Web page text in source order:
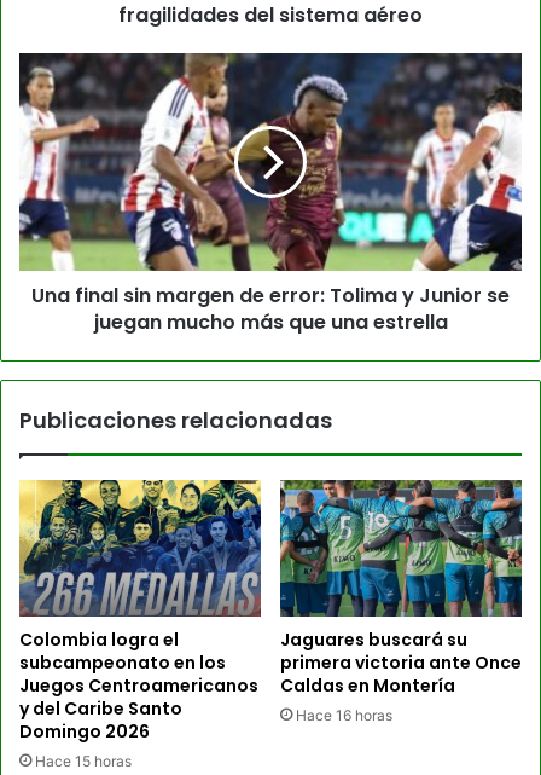
fragilidades del sistema aéreo
Una final sin margen de error: Tolima y Junior se
juegan mucho más que una estrella
Publicaciones relacionadas
Colombia logra el
subcampeonato en los
Juegos Centroamericanos
y del Caribe Santo
Domingo 2026
Hace 15 horas
Jaguares buscará su
primera victoria ante Once
Caldas en Montería
Hace 16 horas